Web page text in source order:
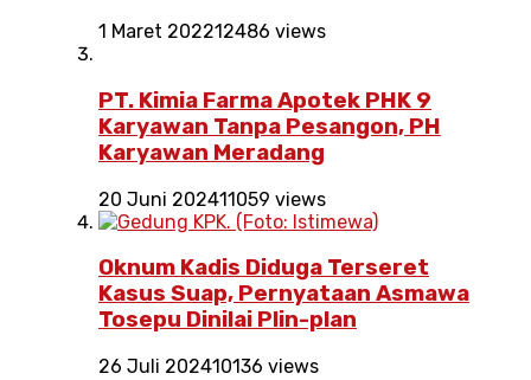
1 Maret 202212486 views
PT. Kimia Farma Apotek PHK 9
Karyawan Tanpa Pesangon, PH
Karyawan Meradang
20 Juni 202411059 views
Oknum Kadis Diduga Terseret
Kasus Suap, Pernyataan Asmawa
Tosepu Dinilai Plin-plan
26 Juli 202410136 views